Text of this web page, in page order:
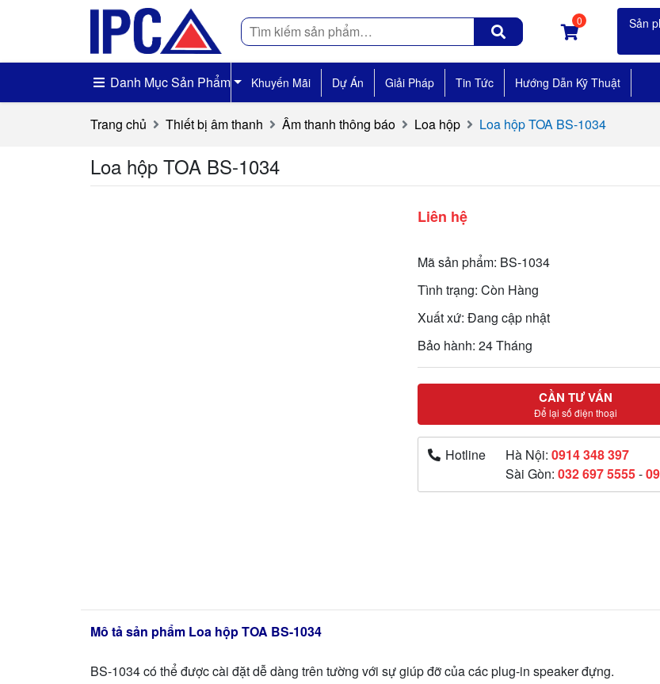
Tìm
kiếm
0
Danh Mục Sản Phẩm Khuyến Mãi Dự Án Giải Pháp Tin Tức Hướng Dẫn Kỹ Thuật
Trang chủ Thiết bị âm thanh Âm thanh thông báo Loa hộp Loa hộp TOA BS-1034
Loa hộp TOA BS-1034
Liên hệ
Mã sản phẩm: BS-1034
Tình trạng: Còn Hàng
Xuất xứ: Đang cập nhật
Bảo hành: 24 Tháng
CẦN TƯ VẤN
Để lại số điện thoại
Hotline Hà Nội:0914 348 397
Sài Gòn:032 697 5555-
Mô tả sản phẩm Loa hộp TOA BS-1034
BS-1034 có thể được cài đặt dễ dàng trên tường với sự giúp đỡ của các plug-in speaker đựng.